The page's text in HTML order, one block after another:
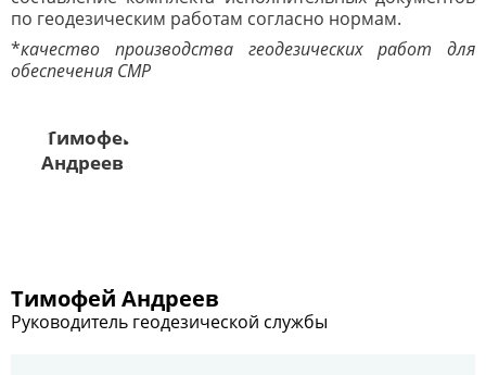
по геодезическим работам согласно нормам.
*качество производства геодезических работ для
обеспечения СМР
Тимофей Андреев
Руководитель геодезической службы